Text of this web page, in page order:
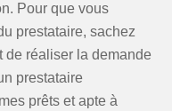
Pour que vous
prestataire, sachez
de réaliser la demande
prestataire
prêts et apte à